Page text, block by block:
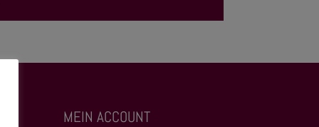
MEIN ACCOUNT